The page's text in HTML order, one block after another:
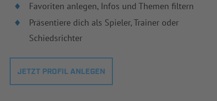
Favoriten anlegen, Infos und Themen filtern
Präsentiere dich als Spieler, Trainer oder
Schiedsrichter
JETZT PROFIL ANLEGEN